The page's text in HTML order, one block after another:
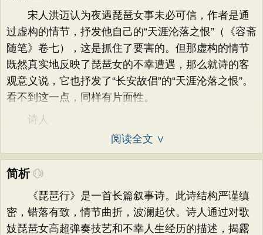
宋人洪迈认为夜遇琵琶女事未必可信，作者是通
过虚构的情节，抒发他自己的“天涯沦落之恨”（《容斋
随笔》卷七），这是抓住了要害的。但那虚构的情节
既然真实地反映了琵琶女的不幸遭遇，那么就诗的客
观意义说，它也抒发了“长安故倡”的“天涯沦落之恨”。
看不到这一点，同样有片面性。
诗人
阅读全文 ∨
简析
《琵琶行》是一首长篇叙事诗。此诗结构严谨缜
密，错落有致，情节曲折，波澜起伏。诗人通过对歌
妓琵琶女高超弹奏技艺和不幸人生经历的描述，揭露